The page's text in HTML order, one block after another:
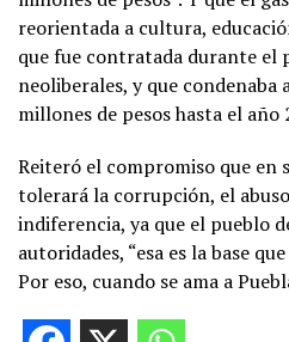
reorientada a cultura,
que fue contratada durante el
neoliberales, y que condenaba
millones de pesos hasta el año
Reiteró el compromiso que en
tolerará la corrupción, el
indiferencia, ya que el pueblo
autoridades, “esa es la base
Por eso, cuando se ama a